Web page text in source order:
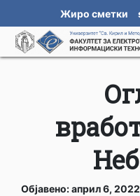
Жиро сметки
Објавено: април 6, 2022